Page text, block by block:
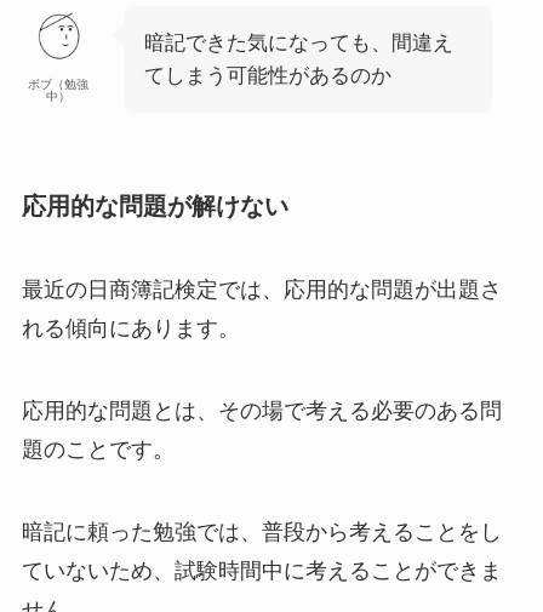
ボブ（勉強
中）
暗記できた気になっても、間違え
てしまう可能性があるのか
応用的な問題が解けない
最近の日商簿記検定では、 応用的な問題が出題さ
れる傾向にあります。
応用的な問題とは、その場で考える必要のある問
題のことです。
暗記に頼った勉強では、普段から考えることをし
ていないため、試験時間中に考えることができま